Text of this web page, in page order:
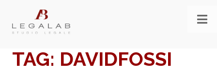
TAG: DAVIDFOSSI